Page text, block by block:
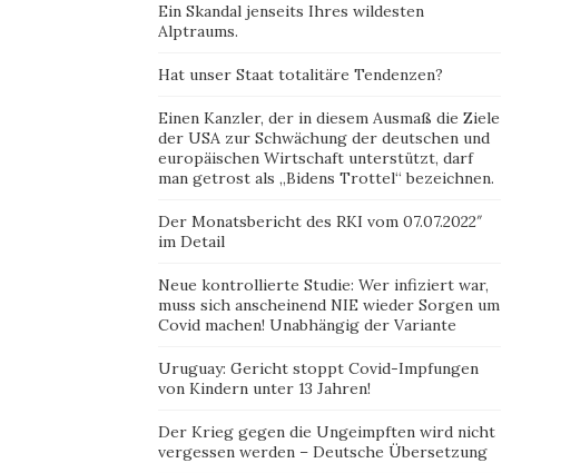
Ein Skandal jenseits Ihres wildesten
Alptraums.
Hat unser Staat totalitäre Tendenzen?
Einen Kanzler, der in diesem Ausmaß die Ziele
der USA zur Schwächung der deutschen und
europäischen Wirtschaft unterstützt, darf
man getrost als „Bidens Trottel“ bezeichnen.
Der Monatsbericht des RKI vom 07.07.2022″
im Detail
Neue kontrollierte Studie: Wer infiziert war,
muss sich anscheinend NIE wieder Sorgen um
Covid machen! Unabhängig der Variante
Uruguay: Gericht stoppt Covid-Impfungen
von Kindern unter 13 Jahren!
Der Krieg gegen die Ungeimpften wird nicht
vergessen werden – Deutsche Übersetzung